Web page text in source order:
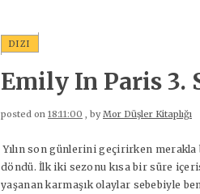
DIZI
Emily In Paris 3.
posted on 18:11:00 , byMor Düşler Kitaplığı
Yılın son günlerini geçirirken
döndü. İlk iki sezonu kısa bir süre
yaşanan karmaşık olaylar sebebiyle